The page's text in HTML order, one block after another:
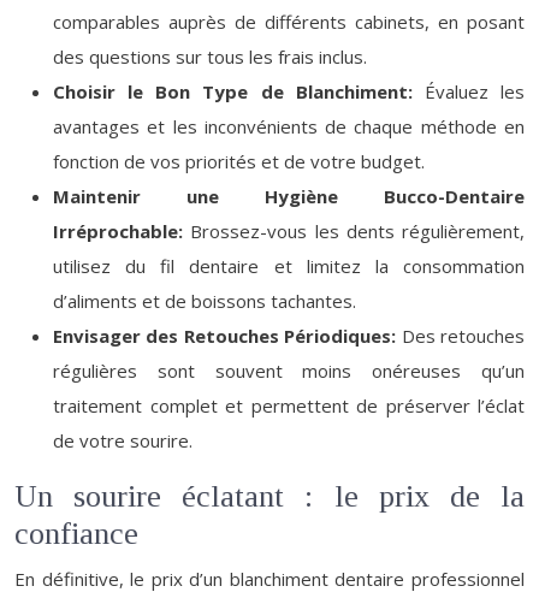
comparables auprès de différents cabinets, en posant
des questions sur tous les frais inclus.
Choisir le Bon Type de Blanchiment: Évaluez les
avantages et les inconvénients de chaque méthode en
fonction de vos priorités et de votre budget.
Maintenir une Hygiène Bucco-Dentaire
Irréprochable: Brossez-vous les dents régulièrement,
utilisez du fil dentaire et limitez la consommation
d’aliments et de boissons tachantes.
Envisager des Retouches Périodiques: Des retouches
régulières sont souvent moins onéreuses qu’un
traitement complet et permettent de préserver l’éclat
de votre sourire.
Un sourire éclatant : le prix de la
confiance
En définitive, le prix d’un blanchiment dentaire professionnel